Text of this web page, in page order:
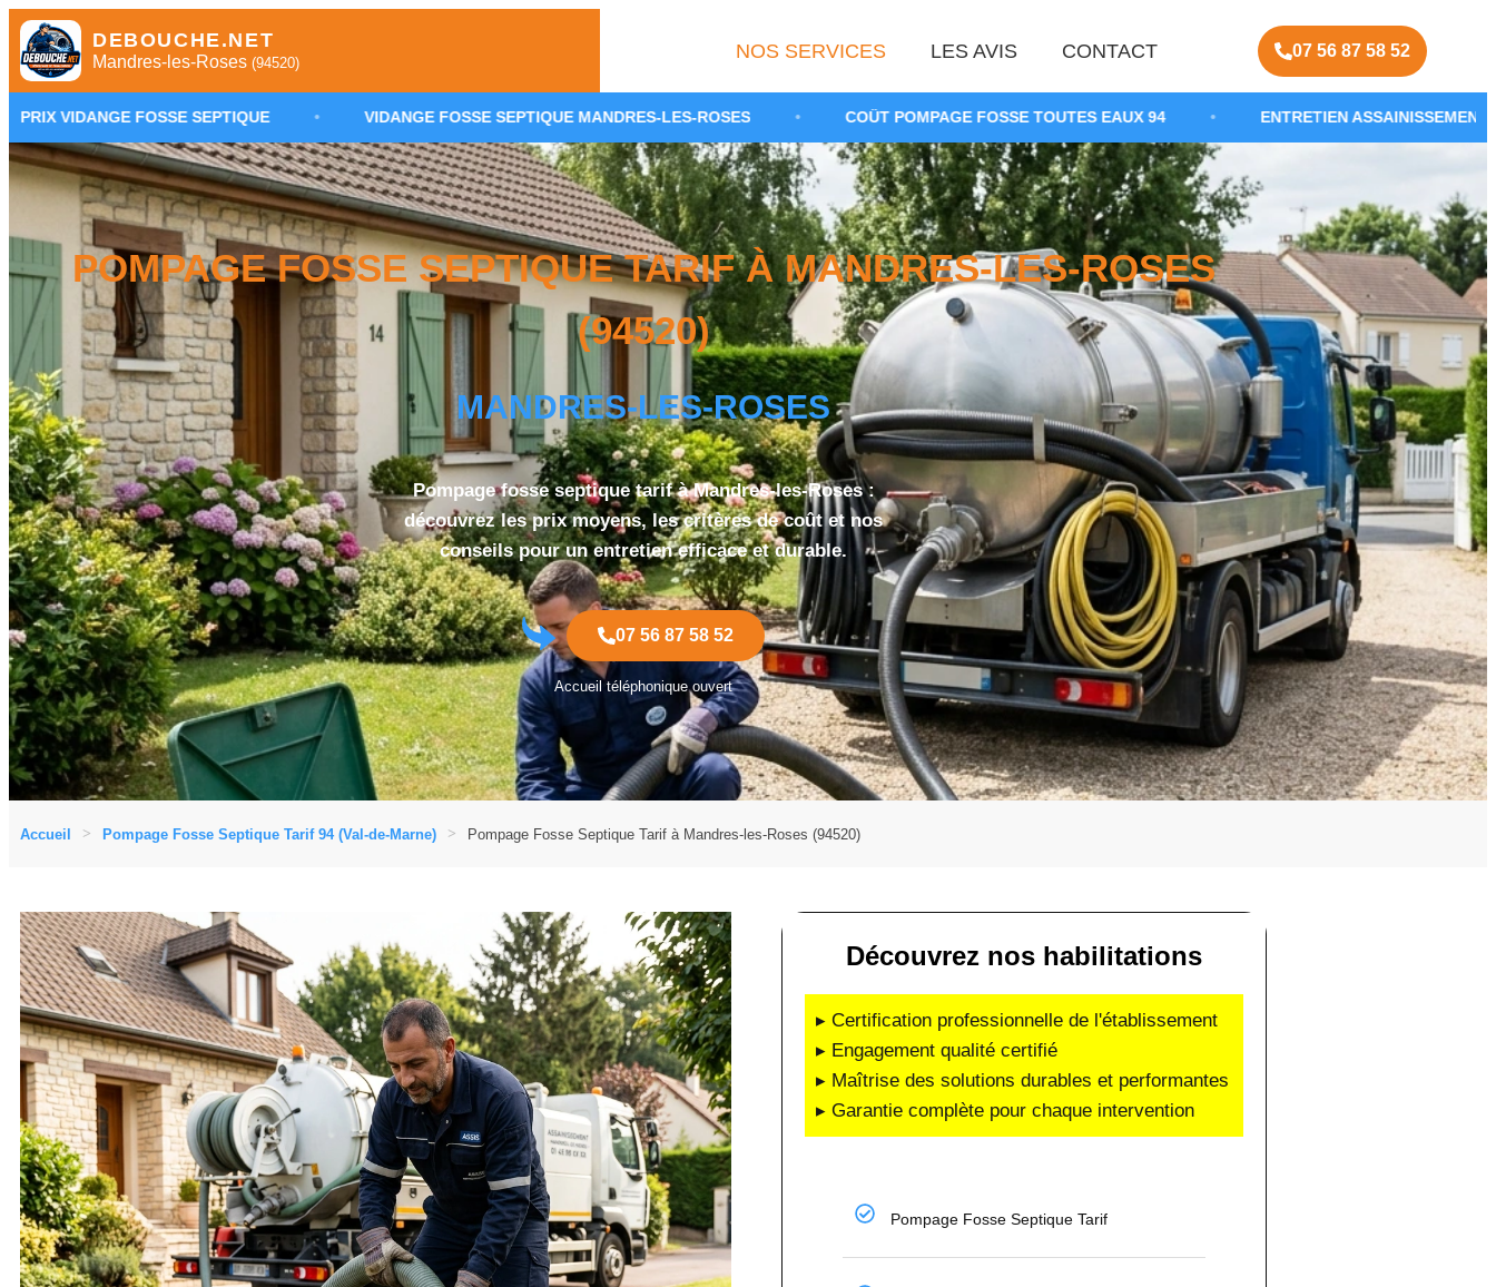
DEBOUCHE.NET
Mandres-les-Roses (94520)
NOS SERVICES LES AVIS CONTACT 07 56 87 58 52
SEPTIQUE • VIDANGE FOSSE SEPTIQUE MANDRES-LES-ROSES • COÛT POMPAGE FOSSE TOUTES EAUX 94 • ENTRETIEN ASSAINISSEMENT NON COLLECTIF
POMPAGE FOSSE SEPTIQUE TARIF À MANDRES-LES-ROSES
(94520)
MANDRES-LES-ROSES
Pompage fosse septique tarif à Mandres-les-Roses :
découvrez les prix moyens, les critères de coût et nos
conseils pour un entretien efficace et durable.
07 56 87 58 52
Accueil téléphonique ouvert
Accueil Pompage Fosse Septique Tarif 94 (Val-de-Marne) Pompage Fosse Septique Tarif à Mandres-les-Roses (94520)
Découvrez nos habilitations
▸ Certification professionnelle de l'établissement
▸ Engagement qualité certifié
▸ Maîtrise des solutions durables et performantes
▸ Garantie complète pour chaque intervention
Pompage Fosse Septique Tarif